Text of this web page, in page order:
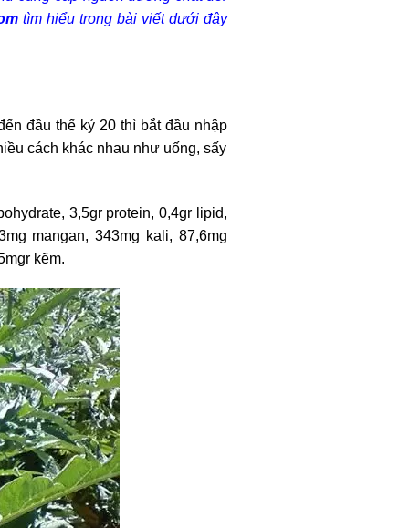
tìm hiểu trong bài viết dưới đây
đầu thế kỷ 20 thì bắt đầu nhập
cách khác nhau như uống, sấy
3,5gr protein, 0,4gr lipid,
mangan, 343mg kali, 87,6mg
kẽm.